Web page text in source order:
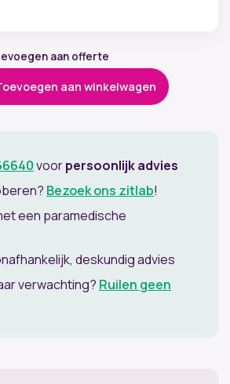
aan offerte
aan winkelwagen
voorpersoonlijk advies
Bezoek ons zitlab!
een paramedische
deskundig advies
verwachting? Ruilen geen